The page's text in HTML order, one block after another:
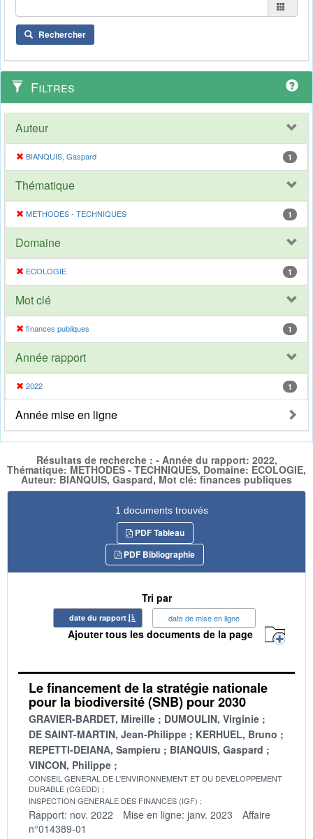
Rechercher
Filtres
Auteur
BIANQUIS, Gaspard 1
Thématique
METHODES - TECHNIQUES 1
Domaine
ECOLOGIE 1
Mot clé
finances publiques 1
Année rapport
2022 1
Année mise en ligne
Résultats de recherche : - Année du rapport: 2022,
Thématique: METHODES - TECHNIQUES, Domaine: ECOLOGIE,
Auteur: BIANQUIS, Gaspard, Mot clé: finances publiques
1 documents trouvés
PDF Tableau
PDF Bibliographie
Tri par
date du rapport date de mise en ligne
Ajouter tous les documents de la page
Le financement de la stratégie nationale
pour la biodiversité (SNB) pour 2030
GRAVIER-BARDET, Mireille
DUMOULIN, Virginie
DE SAINT-MARTIN, Jean-Philippe
KERHUEL, Bruno
REPETTI-DEIANA, Sampieru
BIANQUIS, Gaspard
VINCON, Philippe
CONSEIL GENERAL DE L'ENVIRONNEMENT ET DU DEVELOPPEMENT
DURABLE (CGEDD)
INSPECTION GENERALE DES FINANCES (IGF)
Rapport: nov. 2022 Mise en ligne: janv. 2023
Affaire
n°014389-01